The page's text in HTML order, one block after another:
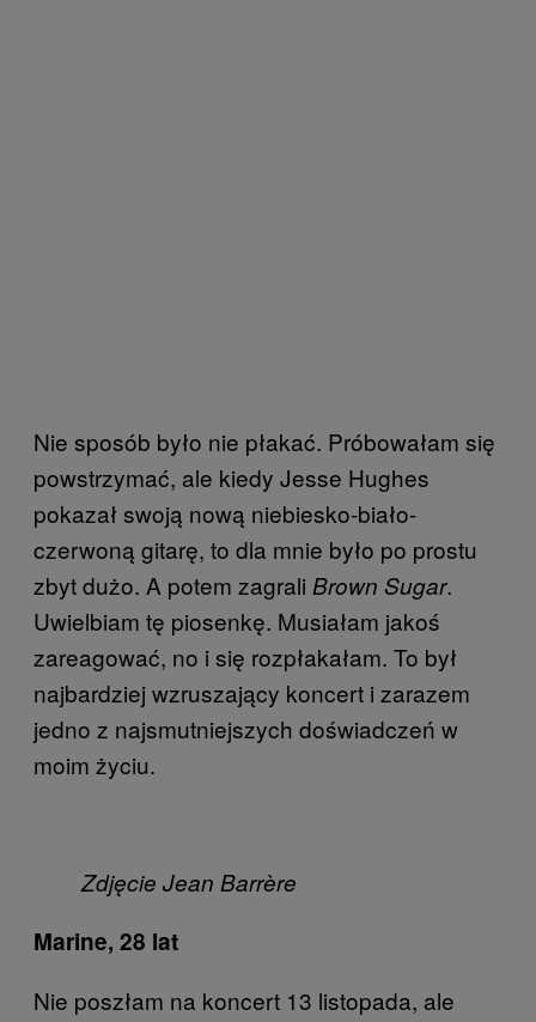
Nie sposób było nie płakać. Próbowałam się
powstrzymać, ale kiedy Jesse Hughes
pokazał swoją nową niebiesko-biało-
czerwoną gitarę, to dla mnie było po prostu
zbyt dużo. A potem zagrali Brown Sugar.
Uwielbiam tę piosenkę. Musiałam jakoś
zareagować, no i się rozpłakałam. To był
najbardziej wzruszający koncert i zarazem
jedno z najsmutniejszych doświadczeń w
moim życiu.
Zdjęcie Jean Barrère
Marine, 28 lat
Nie poszłam na koncert 13 listopada, ale